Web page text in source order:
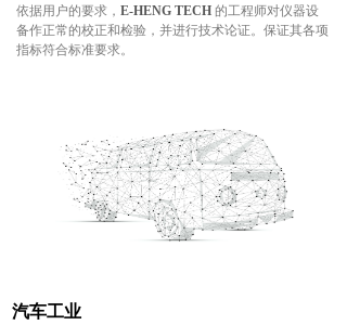
依据用户的要求， E-HENG TECH 的工程师对仪器设
备作正常的校正和检验，并进行技术论证。保证其各项
指标符合标准要求。
汽车工业